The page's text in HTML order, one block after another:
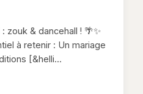
zouk & dancehall ! 🌴✨
à retenir : Un mariage
[&helli...